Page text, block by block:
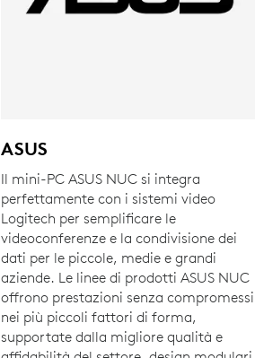
ASUS
Il mini-PC ASUS NUC si integra
perfettamente con i sistemi video
Logitech per semplificare le
videoconferenze e la condivisione dei
dati per le piccole, medie e grandi
aziende. Le linee di prodotti ASUS NUC
offrono prestazioni senza compromessi
nei più piccoli fattori di forma,
supportate dalla migliore qualità e